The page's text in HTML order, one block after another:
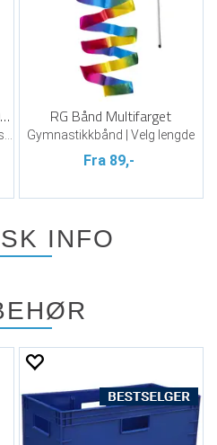
RG Ball Ritmic 18,5 cm | 280 gr | Blå RG Bånd Multifarget
Gymnastikkbånd | Velg lengde
Fra 89,-
INFO